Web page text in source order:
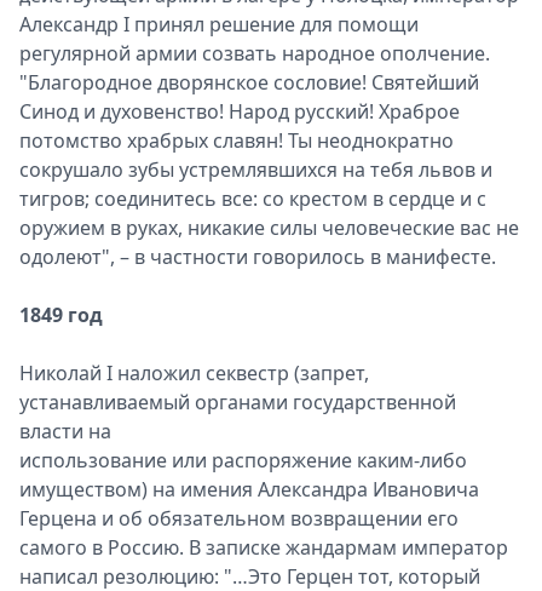
Александр I принял решение для помощи
регулярной армии созвать народное ополчение.
"Благородное дворянское сословие! Святейший
Синод и духовенство! Народ русский! Храброе
потомство храбрых славян! Ты неоднократно
сокрушало зубы устремлявшихся на тебя львов и
тигров; соединитесь все: со крестом в сердце и с
оружием в руках, никакие силы человеческие вас не
одолеют", – в частности говорилось в манифесте.
1849 год
Николай I наложил секвестр (запрет,
устанавливаемый органами государственной
власти на
использование или распоряжение каким-либо
имуществом) на имения Александра Ивановича
Герцена и об обязательном возвращении его
самого в Россию. В записке жандармам император
написал резолюцию: "…Это Герцен тот, который